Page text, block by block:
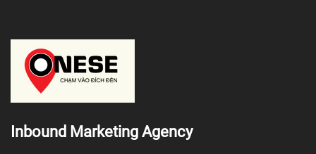
Inbound Marketing Agency